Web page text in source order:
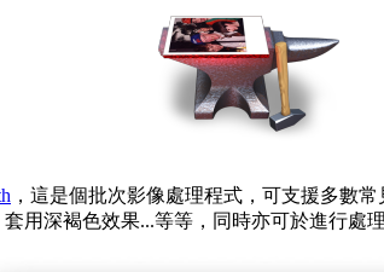
，這是個批次影像處理程式，可支援多數
用深褐色效果...等等，同時亦可於進行處理